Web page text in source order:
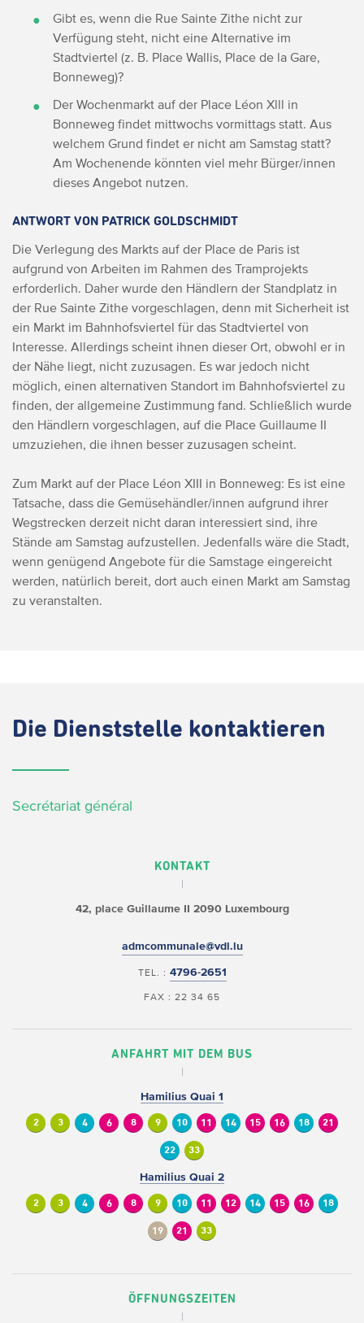
Gibt es, wenn die Rue Sainte Zithe nicht zur
Verfügung steht, nicht eine Alternative im
Stadtviertel (z. B. Place Wallis, Place de la Gare,
Bonneweg)?
Der Wochenmarkt auf der Place Léon Xlll in
Bonneweg findet mittwochs vormittags statt. Aus
welchem Grund findet er nicht am Samstag statt?
Am Wochenende könnten viel mehr Bürger/innen
dieses Angebot nutzen.
ANTWORT VON PATRICK GOLDSCHMIDT
Die Verlegung des Markts auf der Place de Paris ist
aufgrund von Arbeiten im Rahmen des Tramprojekts
erforderlich. Daher wurde den Händlern der Standplatz in
der Rue Sainte Zithe vorgeschlagen, denn mit Sicherheit ist
ein Markt im Bahnhofsviertel für das Stadtviertel von
Interesse. Allerdings scheint ihnen dieser Ort, obwohl er in
der Nähe liegt, nicht zuzusagen. Es war jedoch nicht
möglich, einen alternativen Standort im Bahnhofsviertel zu
finden, der allgemeine Zustimmung fand. Schließlich wurde
den Händlern vorgeschlagen, auf die Place Guillaume II
umzuziehen, die ihnen besser zuzusagen scheint.
Zum Markt auf der Place Léon XIII in Bonneweg: Es ist eine
Tatsache, dass die Gemüsehändler/innen aufgrund ihrer
Wegstrecken derzeit nicht daran interessiert sind, ihre
Stände am Samstag aufzustellen. Jedenfalls wäre die Stadt,
wenn genügend Angebote für die Samstage eingereicht
werden, natürlich bereit, dort auch einen Markt am Samstag
zu veranstalten.
Die Dienststelle kontaktieren
Secrétariat général
KONTAKT
42, place Guillaume II 2090 Luxembourg
admcommunale@vdl.lu
TEL. : 4796-2651
FAX : 22 34 65
ANFAHRT MIT DEM BUS
Hamilius Quai 1
2 3 4 6 8 9 10 11 14 15 16 18 21
22 33
Hamilius Quai 2
2 3 4 6 8 9 10 11 12 14 15 16 18
19 21 33
ÖFFNUNGSZEITEN